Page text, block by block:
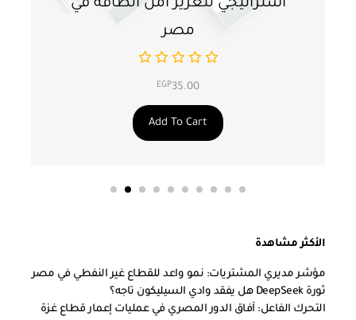
استراتيجي لتعزيز أمن الطاقة في
مصر
EGP35.00
Add To Cart
الأكثر مشاهدة
مؤشر مديري المشتريات: نمو واعد للقطاع غير النفطي في مصر
ثورة DeepSeek هل يفقد وادي السيليكون تاجه؟
التحرك الفاعل: آفاق الدور المصري في عمليات إعمار قطاع غزة